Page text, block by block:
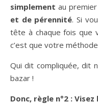
simplement au
et de pérennité. Si
tête à chaque fois que
c’est que votre
Qui dit compliquée, dit
bazar !
Donc, règle n°2 :